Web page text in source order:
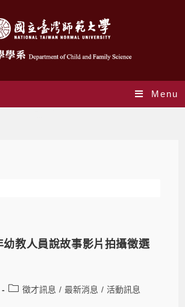
Menu
幼教人員說故事影片拍攝徵選
徵才訊息 / 最新消息 / 活動訊息